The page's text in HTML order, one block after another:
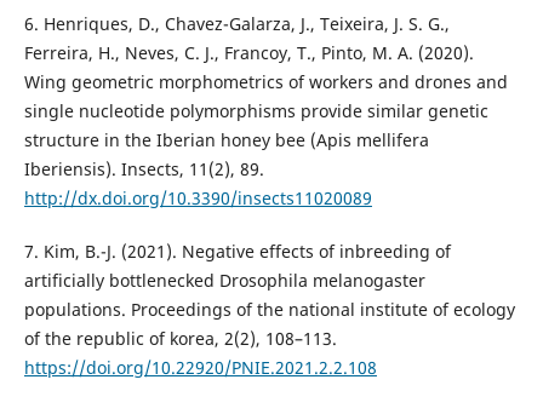
6. Henriques, D., Chavez-Galarza, J., Teixeira, J. S. G.,
Ferreira, H., Neves, C. J., Francoy, T., Pinto, M. A. (2020).
Wing geometric morphometrics of workers and drones and
single nucleotide polymorphisms provide similar genetic
structure in the Iberian honey bee (Apis mellifera
Iberiensis). Insects, 11(2), 89.
http://dx.doi.org/10.3390/insects11020089
7. Kim, B.-J. (2021). Negative effects of inbreeding of
artificially bottlenecked Drosophila melanogaster
populations. Proceedings of the national institute of ecology
of the republic of korea, 2(2), 108–113.
https://doi.org/10.22920/PNIE.2021.2.2.108